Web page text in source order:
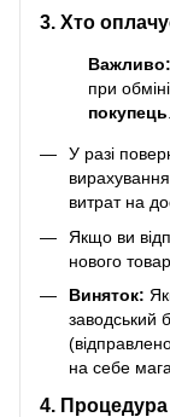
3. Хто
Важливо:
при
покупець.
У разі
витрат на
Якщо ви
нового
Виняток:
заводський
на себе
4.